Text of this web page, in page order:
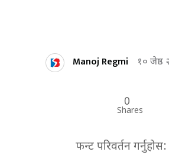
Manoj Regmi १० जेष्ठ
0
Shares
फन्ट परिवर्तन गर्नुहोस: